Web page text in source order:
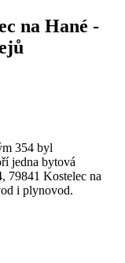
na Hané -
354 byl
jedna bytová
79841 Kostelec na
i plynovod.